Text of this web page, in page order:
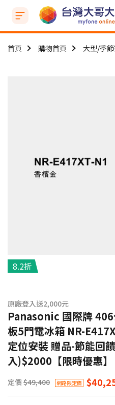
首頁 購物首頁 大型/季
8.2折
原廠登入送2,000元
Panasonic 國際牌
板5門電冰箱 NR-
定位安裝 贈品-節能回
入)$2000【限時優惠】
定價 $49,400 網路限定價